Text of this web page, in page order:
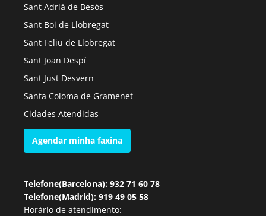
Sant Adrià de Besòs
Sant Boi de Llobregat
Sant Feliu de Llobregat
Sant Joan Despí
Sant Just Desvern
Santa Coloma de Gramenet
Cidades Atendidas
Agendar minha faxina
Telefone(Barcelona): 932 71 60 78
Telefone(Madrid): 919 49 05 58
Horário de atendimento: